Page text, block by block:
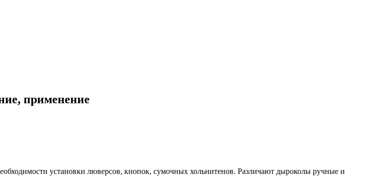
применение
установки люверсов, кнопок, сумочных хольнитенов. Различают дыроколы ручные и